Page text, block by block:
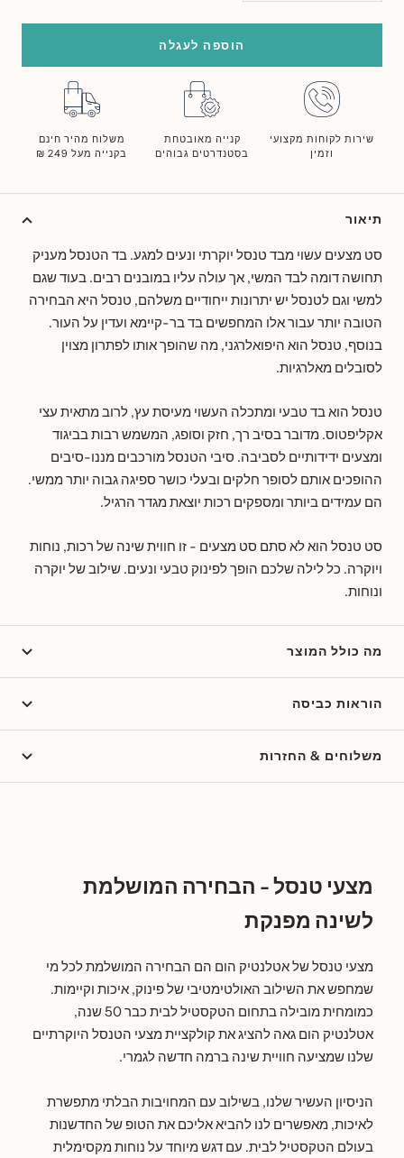
הוספה לעגלה
שירות לקוחות מקצועי
וזמין
קנייה מאובטחת
בסטנדרטים גבוהים
משלוח מהיר חינם
בקנייה מעל 249 ₪
תיאור
סט מצעים עשוי מבד טנסל יוקרתי ונעים למגע. בד הטנסל מעניק
תחושה דומה לבד המשי, אך עולה עליו במובנים רבים. בעוד שגם
למשי וגם לטנסל יש יתרונות ייחודיים משלהם, טנסל היא הבחירה
הטובה יותר עבור אלו המחפשים בד בר-קיימא ועדין על העור.
בנוסף, טנסל הוא היפואלרגני, מה שהופך אותו לפתרון מצוין
לסובלים מאלרגיות.
טנסל הוא בד טבעי ומתכלה העשוי מעיסת עץ, לרוב מתאית עצי
אקליפטוס. מדובר בסיב רך, חזק וסופג, המשמש רבות בביגוד
ומצעים ידידותיים לסביבה. סיבי הטנסל מורכבים מננו-סיבים
ההופכים אותם לסופר חלקים ובעלי כושר ספיגה גבוה יותר ממשי.
הם עמידים ביותר ומספקים רכות יוצאת מגדר הרגיל.
סט טנסל הוא לא סתם סט מצעים - זו חווית שינה של רכות, נוחות
ויוקרה. כל לילה שלכם הופך לפינוק טבעי ונעים. שילוב של יוקרה
ונוחות.
מה כולל המוצר
הוראות כביסה
משלוחים & החזרות
מצעי טנסל - הבחירה המושלמת
לשינה מפנקת
מצעי טנסל של אטלנטיק הום הם הבחירה המושלמת לכל מי
שמחפש את השילוב האולטימטיבי של פינוק, איכות וקיימות.
כמומחית מובילה בתחום הטקסטיל לבית כבר 50 שנה,
אטלנטיק הום גאה להציג את קולקציית מצעי הטנסל היוקרתיים
שלנו שמציעה חוויית שינה ברמה חדשה לגמרי.
הניסיון העשיר שלנו, בשילוב עם המחויבות הבלתי מתפשרת
לאיכות, מאפשרים לנו להביא אליכם את הטופ של החדשנות
בעולם הטקסטיל לבית. עם דגש מיוחד על נוחות מקסימלית